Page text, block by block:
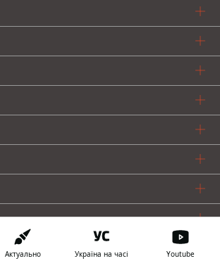
Актуально Україна на часі Youtube